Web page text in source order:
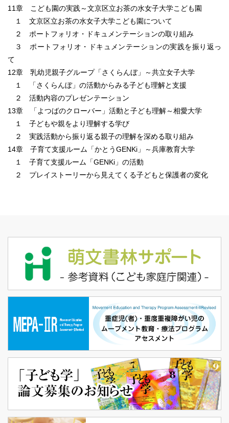
11章 こども園の実践～文京区立お茶の水女子大学こども園
１ 文京区立お茶の水女子大学こども園について
２ ポートフォリオ・ドキュメンテーションの取り組み
３ ポートフォリオ・ドキュメンテーションの実践を振り返っ
て
12章 乳幼児親子グループ「さくらんぼ」～共立女子大学
１ 「さくらんぼ」の活動からみる子ども理解と支援
２ 活動内容のプレゼンテーション
13章 「よつばのクローバー」活動と子ども理解～相愛大学
１ 子どもや親をより理解する学び
２ 実践活動から振り返る親子の理解を深める取り組み
14章 子育て支援ルーム「かとうGENKi」～兵庫教育大学
１ 子育て支援ルーム「GENKi」の活動
２ プレイストーリーから見えてくる子どもと保護者の変化